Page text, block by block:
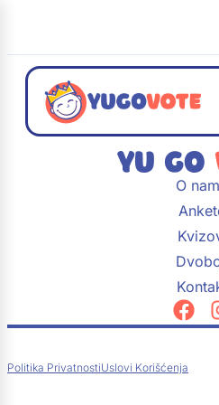
O
Politika PrivatnostiUslovi Korišćenja